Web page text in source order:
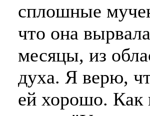
сплошные
что она
месяцы, из
духа. Я верю,
ей хорошо. Как